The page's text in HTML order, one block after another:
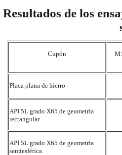
Resultados de los
Cupón
Placa plana de hierro
API 5L grado X65 de geometría
rectangular
API 5L grado X65 de geometría
semiesférica